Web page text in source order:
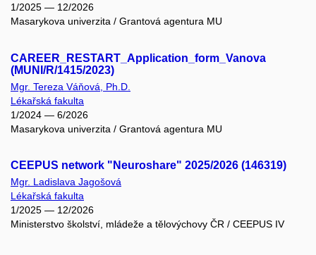
1/2025 — 12/2026
Masarykova univerzita / Grantová agentura MU
CAREER_RESTART_Application_form_Vanova
(MUNI/R/1415/2023)
Mgr. Tereza Váňová, Ph.D.
Lékařská fakulta
1/2024 — 6/2026
Masarykova univerzita / Grantová agentura MU
CEEPUS network "Neuroshare" 2025/2026 (146319)
Mgr. Ladislava Jagošová
Lékařská fakulta
1/2025 — 12/2026
Ministerstvo školství, mládeže a tělovýchovy ČR / CEEPUS IV